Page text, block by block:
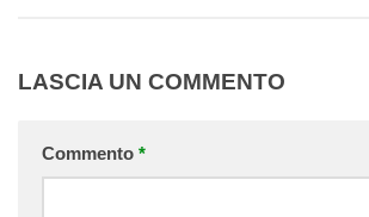
LASCIA UN COMMENTO
Commento *